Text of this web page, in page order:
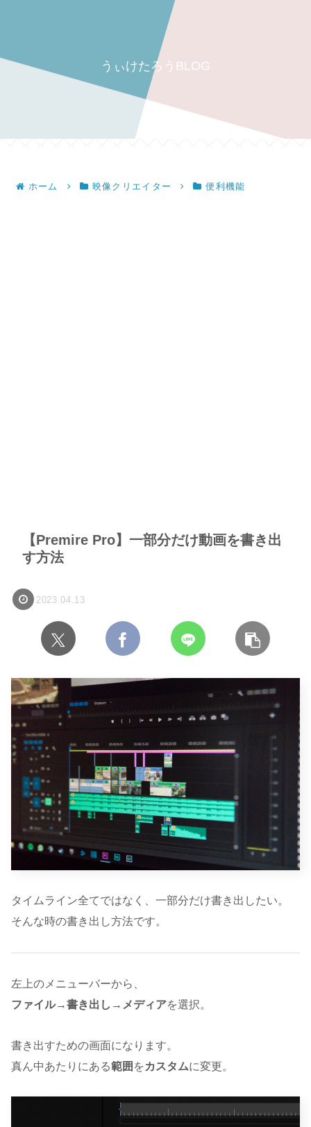
うぃけたろうBLOG
ホーム 映像クリエイター 便利機能
【Premire Pro】一部分だけ動画を書き出
す方法
2023.04.13
タイムライン全てではなく、一部分だけ書き出したい。
そんな時の書き出し方法です。
左上のメニューバーから、
ファイル→書き出し → メディアを選択。
書き出すための画面になります。
真ん中あたりにある範囲 を カスタムに変更。